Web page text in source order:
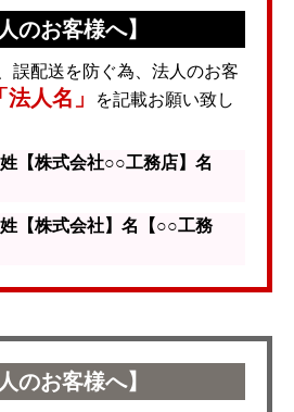
のお客様へ】
誤配送を防ぐ為、法人のお客
人名」
を記載お願い致し
【株式会社○○工務店】名
【株式会社】名【○○工務
のお客様へ】